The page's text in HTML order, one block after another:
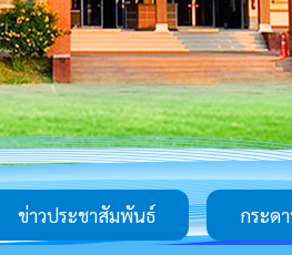
ข่าวประชาสัมพันธ์ กระด